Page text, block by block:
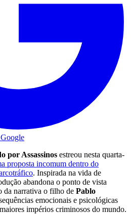
por Assassinos estreou nesta quarta-
proposta incomum dentro do
. Inspirada na vida de
abandona o ponto de vista
da narrativa o filho de Pablo
emocionais e psicológicas
impérios criminosos do mundo.